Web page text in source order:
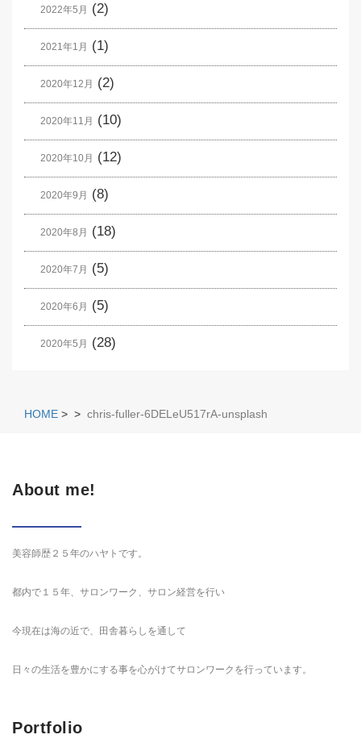
2022年5月 (2)
2021年1月 (1)
2020年12月 (2)
2020年11月 (10)
2020年10月 (12)
2020年9月 (8)
2020年8月 (18)
2020年7月 (5)
2020年6月 (5)
2020年5月 (28)
HOME > > chris-fuller-6DELeU517rA-unsplash
About me!
美容師歴２５年のハヤトです。
都内で１５年、サロンワーク、サロン経営を行い
今現在は海の近で、田舎暮らしを通して
日々の生活を豊かにする事を心がけてサロンワークを行っています。
Portfolio